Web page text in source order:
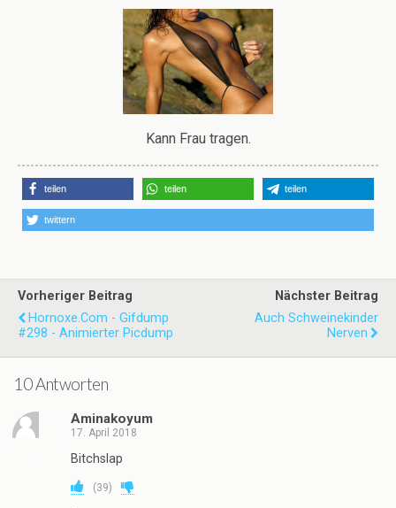
Kann Frau tragen.
teilen teilen teilen
twittern
Vorheriger Beitrag
Hornoxe.com - Gifdump
#298 - Animierter Picdump
Nächster Beitrag
Auch Schweinekinder
Nerven
10 Antworten
Aminakoyum
17. April 2018
Bitchslap
(39)